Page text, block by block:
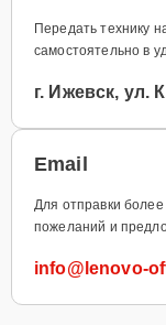
Передать технику
самостоятельно в
г. Ижевск, ул.
Email
Для отправки
пожеланий и
info@lenovo-